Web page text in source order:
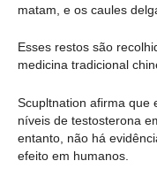
matam, e os caules
Esses restos são
medicina tradicional
Scupltnation afirma que
níveis de testosterona
entanto, não há
efeito em humanos.